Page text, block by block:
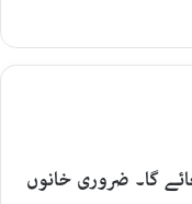
گا۔ ضروری خانوں